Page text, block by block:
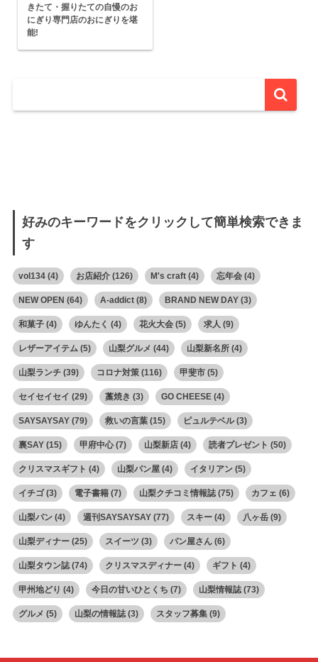
きたて・握りたての自慢のお
にぎり専門店のおにぎりを堪
能!
好みのキーワードをクリックして簡単検索できま
す
vol134(4) お店紹介(126) M's craft(4) 忘年会(4)
NEW OPEN (64) A-addict(8) BRAND NEW DAY(3)
和菓子(4) ゆんたく (4) 花火大会(5) 求人 (9)
レザーアイテム(5) 山梨グルメ (44) 山梨新名所(4)
山梨ランチ(39) コロナ対策(116) 甲斐市(5)
セイセイセイ (29) 藁焼き (3) GO CHEESE(4)
SAYSAYSAY(79) 救いの言葉(15) ピュルテベル(3)
裏SAY(15) 甲府中心(7) 山梨新店(4) 読者プレゼント (50)
クリスマスギフト (4) 山梨パン屋(4) イタリアン(5)
イチゴ(3) 電子書籍(7) 山梨クチコミ情報誌(75) カフェ (6)
山梨パン(4) 週刊SAYSAYSAY(77) スキー(4) 八ヶ岳(9)
山梨ディナー(25) スイーツ (3) パン屋さん(6)
山梨タウン誌(74) クリスマスディナー(4) ギフト (4)
甲州地どり (4) 今日の甘いひとくち (7) 山梨情報誌(73)
グルメ (5) 山梨の情報誌(3) スタッフ募集(9)